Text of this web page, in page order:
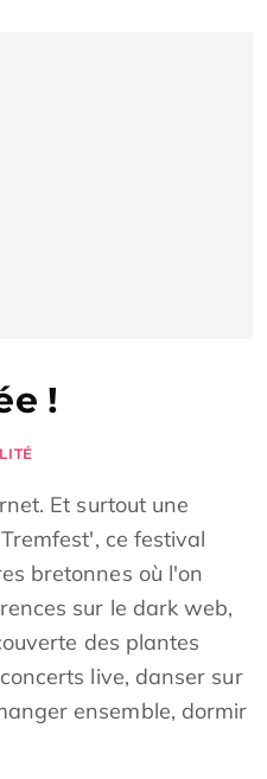
!
Et surtout une
ce festival
bretonnes où l'on
sur le dark web,
des plantes
live, danser sur
ensemble, dormir